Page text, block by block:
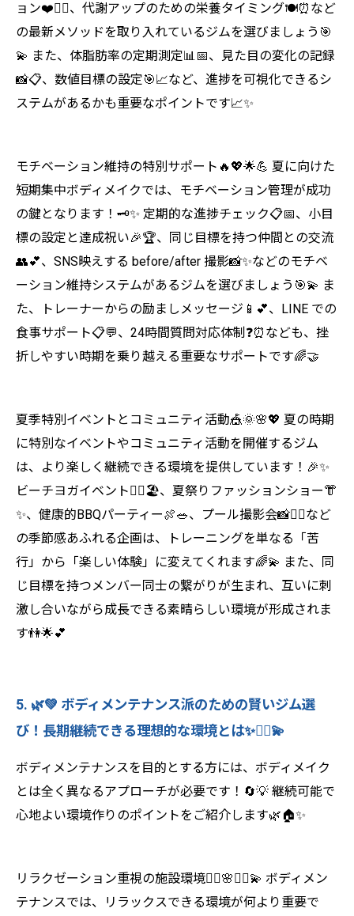
ョン❤️🏋️‍♀️、代謝アップのための栄養タイミング🍽️⏰など
の最新メソッドを取り入れているジムを選びましょう🎯
💫 また、体脂肪率の定期測定📊📅、見た目の変化の記録
📸📋、数値目標の設定🎯📈など、進捗を可視化できるシ
ステムがあるかも重要なポイントです📈✨
モチベーション維持の特別サポート🔥💖🌟💪 夏に向けた
短期集中ボディメイクでは、モチベーション管理が成功
の鍵となります！🗝️✨ 定期的な進捗チェック📋📅、小目
標の設定と達成祝い🎉🏆、同じ目標を持つ仲間との交流
👥💕、SNS映えする before/after 撮影📸✨などのモチベ
ーション維持システムがあるジムを選びましょう🎯💫 ま
た、トレーナーからの励ましメッセージ📱💕、LINE での
食事サポート📋💬、24時間質問対応体制❓⏰なども、挫
折しやすい時期を乗り越える重要なサポートです🌈🤝
夏季特別イベントとコミュニティ活動🎪🌞🌸💖 夏の時期
に特別なイベントやコミュニティ活動を開催するジム
は、より楽しく継続できる環境を提供しています！🎉✨
ビーチヨガイベント🧘‍♀️🏖️、夏祭りファッションショー👘
✨、健康的BBQパーティー🍖🥗、プール撮影会📸🏊‍♀️など
の季節感あふれる企画は、トレーニングを単なる「苦
行」から「楽しい体験」に変えてくれます🌈💫 また、同
じ目標を持つメンバー同士の繋がりが生まれ、互いに刺
激し合いながら成長できる素晴らしい環境が形成されま
す👫🌟💕
5. 🌿💚 ボディメンテナンス派のための賢いジム選
び！長期継続できる理想的な環境とは✨🧘‍♀️💫
ボディメンテナンスを目的とする方には、ボディメイク
とは全く異なるアプローチが必要です！🔄💡 継続可能で
心地よい環境作りのポイントをご紹介します🌿🏠✨
リラクゼーション重視の施設環境🧘‍♀️🌸💆‍♀️💫 ボディメン
テナンスでは、リラックスできる環境が何より重要で